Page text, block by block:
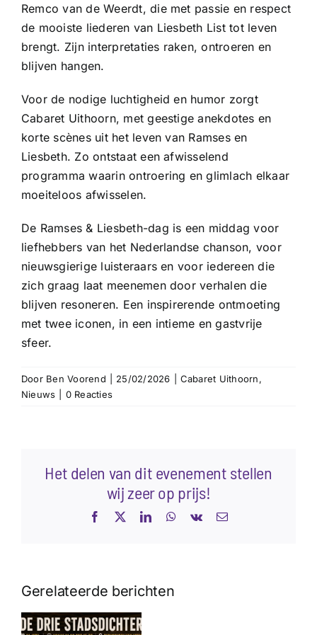
Remco van de Weerdt, die met passie en respect
de mooiste liederen van Liesbeth List tot leven
brengt. Zijn interpretaties raken, ontroeren en
blijven hangen.
Voor de nodige luchtigheid en humor zorgt
Cabaret Uithoorn, met geestige anekdotes en
korte scènes uit het leven van Ramses en
Liesbeth. Zo ontstaat een afwisselend
programma waarin ontroering en glimlach elkaar
moeiteloos afwisselen.
De Ramses & Liesbeth-dag is een middag voor
liefhebbers van het Nederlandse chanson, voor
nieuwsgierige luisteraars en voor iedereen die
zich graag laat meenemen door verhalen die
blijven resoneren. Een inspirerende ontmoeting
met twee iconen, in een intieme en gastvrije
sfeer.
Door Ben Voorend 25/02/2026 Cabaret Uithoorn,
Nieuws
0 Reacties
Het delen van dit evenement stellen
wij zeer op prijs!
Facebook LinkedInWhatsApp
Vk
E-
Gerelateerde berichten